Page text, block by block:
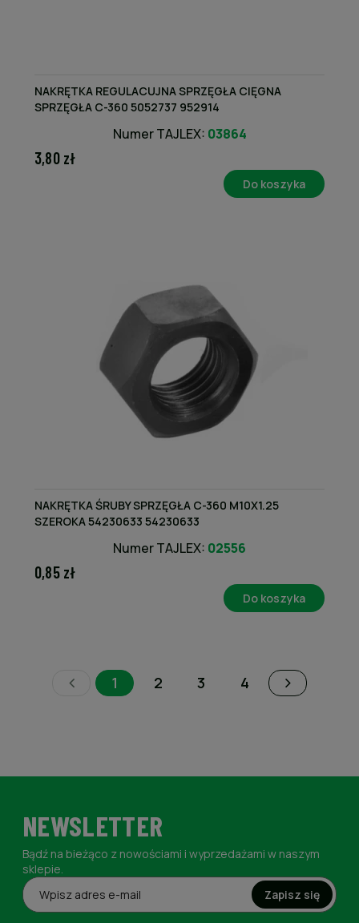
NAKRĘTKA REGULACUJNA SPRZĘGŁA CIĘGNA
SPRZĘGŁA C-360 5052737 952914
Numer TAJLEX: 03864
3,80 zł
Do koszyka
NAKRĘTKA ŚRUBY SPRZĘGŁA C-360 M10X1.25
SZEROKA 54230633 54230633
Numer TAJLEX: 02556
0,85 zł
Do koszyka
1 2 3 4
NEWSLETTER
Bądź na bieżąco z nowościami i wyprzedażami w naszym
sklepie.
Zapisz się